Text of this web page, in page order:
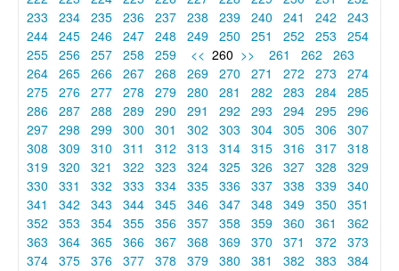
233
234 235 236 237 238 239 240 241 242
243
244 245 246 247 248 249 250 251 252 253
254
255 256 257 258 259 << 260 >> 261 262
263
264 265 266 267 268 269 270 271 272 273
274
275 276 277 278 279 280 281 282 283 284 285
286 287 288 289 290 291 292 293 294 295 296
297 298 299 300 301 302 303 304 305 306 307
308
309 310 311 312 313 314 315 316 317 318
319 320 321 322 323 324 325 326 327 328
329
330
331 332 333 334 335 336 337 338 339 340
341
342 343 344 345 346 347 348 349 350
351
352
353 354 355 356 357 358 359 360 361
362
363
364 365 366 367 368 369 370 371 372
373
374 375 376 377 378 379 380 381 382 383
384